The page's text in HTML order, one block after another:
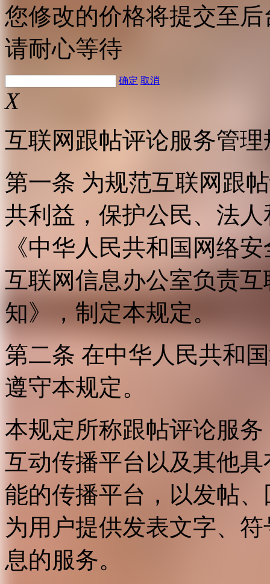
您修改的价格将提交至
请耐心等待
确定 取消
X
互联网跟帖评论服务管理
第一条 为规范互联网跟
共利益，保护公民、法
《中华人民共和国网络
互联网信息办公室负责
知》，制定本规定。
第二条 在中华人民共和
遵守本规定。
本规定所称跟帖评论服
互动传播平台以及其他
能的传播平台，以发帖
为用户提供发表文字、
息的服务。